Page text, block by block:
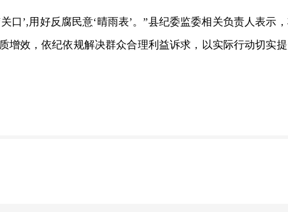
口’,用好反腐民意‘晴雨表’。”县纪委监委相关负责人表示
效，依纪依规解决群众合理利益诉求，以实际行动切实